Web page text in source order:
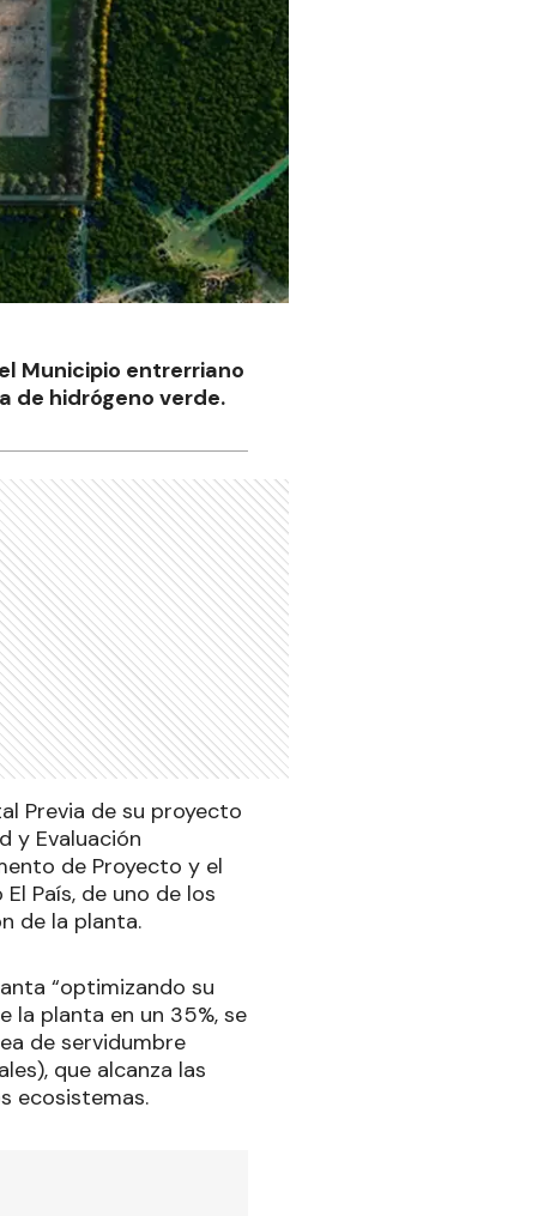
Municipio entrerriano
de hidrógeno verde.
Previa de su proyecto
y Evaluación
de Proyecto y el
País, de uno de los
de la planta.
“optimizando su
la planta en un 35%, se
de servidumbre
que alcanza las
ecosistemas.